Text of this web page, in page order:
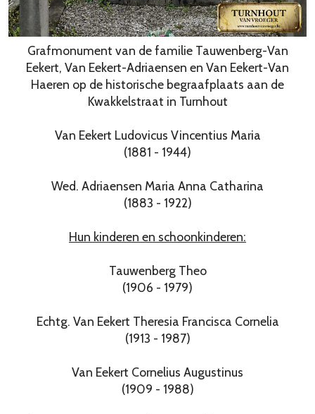
Grafmonument van de familie Tauwenberg-Van
Eekert, Van Eekert-Adriaensen en Van Eekert-Van
Haeren op de historische begraafplaats aan de
Kwakkelstraat in Turnhout
Van Eekert Ludovicus Vincentius Maria
(1881 - 1944)
Wed. Adriaensen Maria Anna Catharina
(1883 - 1922)
Hun kinderen en schoonkinderen:
Tauwenberg Theo
(1906 - 1979)
Echtg. Van Eekert Theresia Francisca Cornelia
(1913 - 1987)
Van Eekert Cornelius Augustinus
(1909 - 1988)